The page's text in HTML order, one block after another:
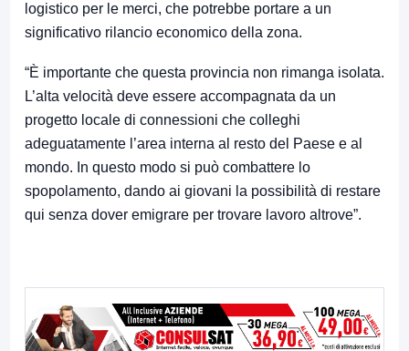
logistico per le merci, che potrebbe portare a un
significativo rilancio economico della zona.
“È importante che questa provincia non rimanga isolata.
L’alta velocità deve essere accompagnata da un
progetto locale di connessioni che colleghi
adeguatamente l’area interna al resto del Paese e al
mondo. In questo modo si può combattere lo
spopolamento, dando ai giovani la possibilità di restare
qui senza dover emigrare per trovare lavoro altrove”.